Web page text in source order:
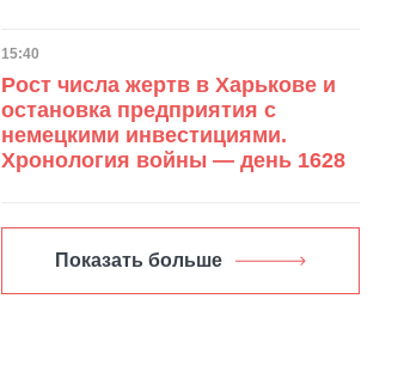
Дата публикации
15:40
Рост числа жертв в Харькове и
остановка предприятия с
немецкими инвестициями.
Хронология войны — день 1628
Показать больше